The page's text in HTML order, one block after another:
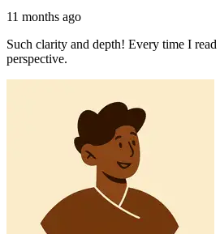
11 months ago
Such clarity and depth! Every time I
perspective.